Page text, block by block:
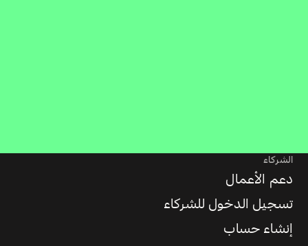
الشركاء
دعم الأعمال
تسجيل الدخول للشركاء
إنشاء حساب